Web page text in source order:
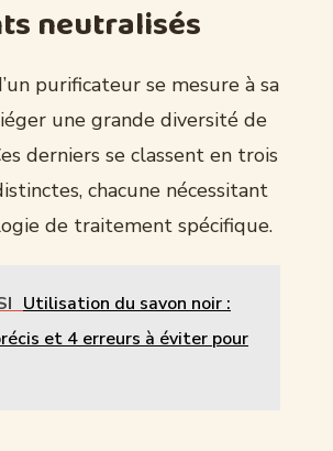
neutralisés
purificateur se mesure à sa
une grande diversité de
derniers se classent en trois
chacune nécessitant
de traitement spécifique.
Utilisation du savon noir :
et 4 erreurs à éviter pour